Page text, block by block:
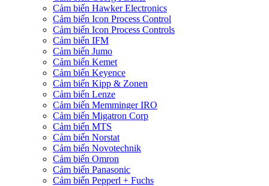
Cảm biến Hawker Electronics
Cảm biến Icon Process Control
Cảm biến Icon Process Controls
Cảm biến IFM
Cảm biến Jumo
Cảm biến Kemet
Cảm biến Keyence
Cảm biến Kipp & Zonen
Cảm biến Lenze
Cảm biến Memminger IRO
Cảm biến Migatron Corp
Cảm biến MTS
Cảm biến Norstat
Cảm biến Novotechnik
Cảm biến Omron
Cảm biến Panasonic
Cảm biến Pepperl + Fuchs